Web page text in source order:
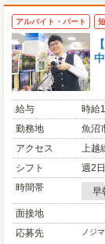
アルバイト・パート
給与
時給
勤務地
魚沼
アクセス
上越
シフト
週2
時間帯
早
面接地
応募先
ノジ